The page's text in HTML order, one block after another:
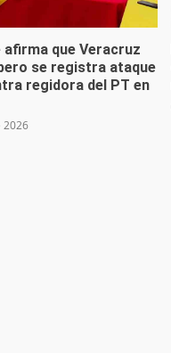
afirma que Veracruz
se registra ataque
regidora del PT en
2026